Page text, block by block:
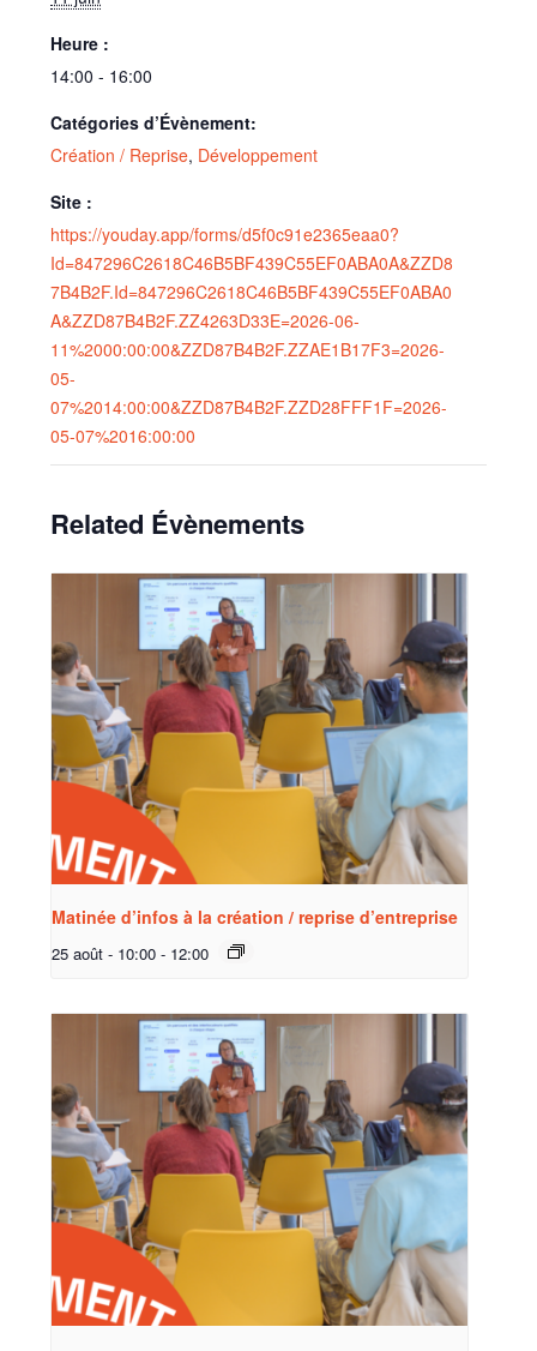
Heure :
14:00 - 16:00
Catégories d’Évènement:
Création / Reprise, Développement
Site :
https://youday.app/forms/d5f0c91e2365eaa0?
Id=847296C2618C46B5BF439C55EF0ABA0A&ZZD8
7B4B2F.Id=847296C2618C46B5BF439C55EF0ABA0
A&ZZD87B4B2F.ZZ4263D33E=2026-06-
11%2000:00:00&ZZD87B4B2F.ZZAE1B17F3=2026-
05-
07%2014:00:00&ZZD87B4B2F.ZZD28FFF1F=2026-
05-07%2016:00:00
Related Évènements
Matinée d’infos à la création / reprise d’entreprise
25 août - 10:00 - 12:00